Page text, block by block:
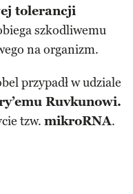
tolerancji
szkodliwemu
na organizm.
przypadł w udziale
Ruvkunowi.
tzw. mikroRNA.